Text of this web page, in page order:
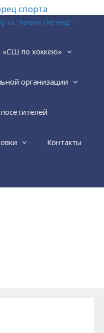
по хоккею»
организации
Контакты